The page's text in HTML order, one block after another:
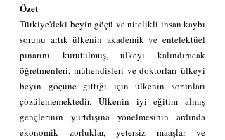
Özet
Türkiye'deki beyin göçü ve nitelikli insan kaybı
sorunu artık ülkenin akademik ve entelektüel
pınarını kurutulmuş, ülkeyi kalındıracak
öğretmenleri, mühendisleri ve doktorları ülkeyi
beyin göçüne gittiği için ülkenin sorunları
çözülememektedir. Ülkenin iyi eğitim almış
gençlerinin yurtdışına yönelmesinin ardında
ekonomik zorluklar, yetersiz maaşlar ve